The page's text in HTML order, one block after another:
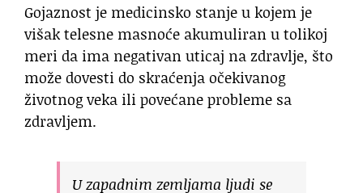
Gojaznost je medicinsko stanje u kojem je
višak telesne masnoće akumuliran u tolikoj
meri da ima negativan uticaj na zdravlje, što
može dovesti do skraćenja očekivanog
životnog veka ili povećane probleme sa
zdravljem.
U zapadnim zemljama ljudi se